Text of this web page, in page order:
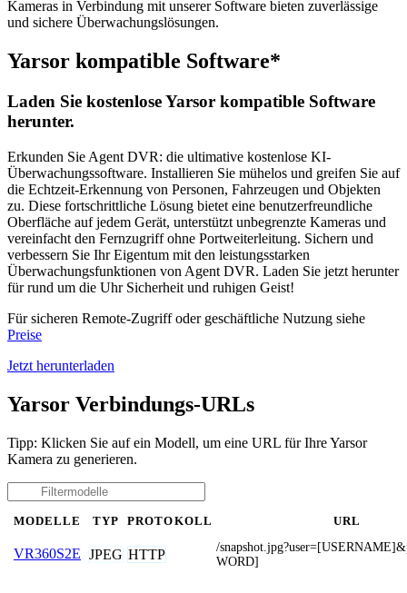
Kameras in Verbindung mit unserer Software bieten zuverlässige
und sichere Überwachungslösungen.
Yarsor kompatible Software*
Laden Sie kostenlose Yarsor kompatible Software
herunter.
Erkunden Sie Agent DVR: die ultimative kostenlose KI-
Überwachungssoftware. Installieren Sie mühelos und greifen Sie auf
die Echtzeit-Erkennung von Personen, Fahrzeugen und Objekten
zu. Diese fortschrittliche Lösung bietet eine benutzerfreundliche
Oberfläche auf jedem Gerät, unterstützt unbegrenzte Kameras und
vereinfacht den Fernzugriff ohne Portweiterleitung. Sichern und
verbessern Sie Ihr Eigentum mit den leistungsstarken
Überwachungsfunktionen von Agent DVR. Laden Sie jetzt herunter
für rund um die Uhr Sicherheit und ruhigen Geist!
Für sicheren Remote-Zugriff oder geschäftliche Nutzung siehe
Preise
Jetzt herunterladen
Yarsor Verbindungs-URLs
Tipp: Klicken Sie auf ein Modell, um eine URL für Ihre Yarsor
Kamera zu generieren.
MODELLE TYP PROTOKOLL URL
VR360S2E JPEG HTTP
/
WORD]